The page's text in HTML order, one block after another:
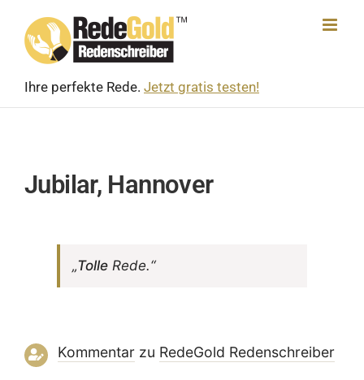
content
Ihre perfekte Rede. Jetzt gratis testen!
Jubilar, Hannover
„TolleRede.“
Kommentarzu RedeGold Reden­schreiber